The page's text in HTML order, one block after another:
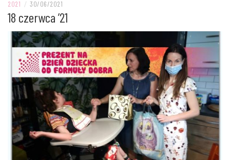
2021 / 30/06/2021
18 czerwca ’21